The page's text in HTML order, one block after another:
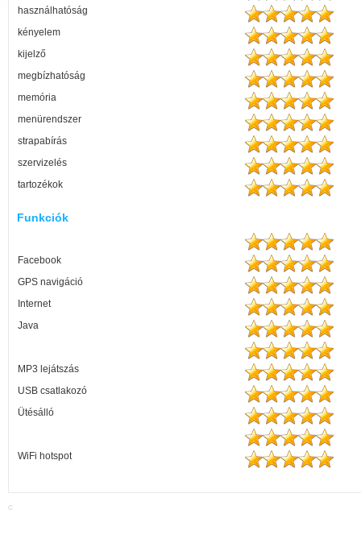
használhatóság
kényelem
kijelző
megbízhatóság
memória
menürendszer
strapabírás
szervizelés
tartozékok
Funkciók
Facebook
GPS navigáció
Internet
Java
MP3 lejátszás
USB csatlakozó
Ütésálló
WiFi hotspot
C